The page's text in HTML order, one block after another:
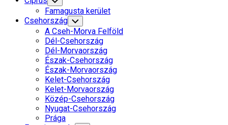
Child
Menu
Famagusta kerület
Csehország Toggle
Child
Menu
A Cseh-Morva Felföld
Dél-Csehország
Dél-Morvaország
Észak-Csehország
Észak-Morvaország
Kelet-Csehország
Kelet-Morvaország
Közép-Csehország
Nyugat-Csehország
Prága